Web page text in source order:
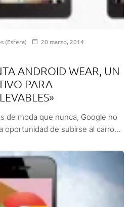
(Esfera)
20 marzo, 2014
ANDROID WEAR, UN
PARA
de moda que nunca, Google no
oportunidad de subirse al carro...